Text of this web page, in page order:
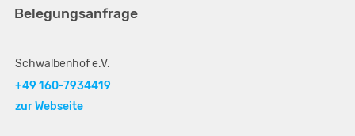
Belegungsanfrage
Schwalbenhof e.V.
+49 160-7934419
zur Webseite